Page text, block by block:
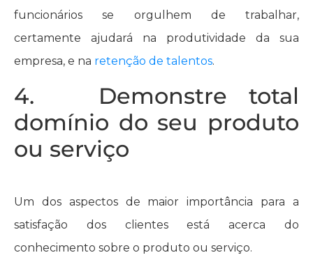
funcionários se orgulhem de trabalhar,
certamente ajudará na produtividade da sua
empresa, e na retenção de talentos.
4. Demonstre total
domínio do seu produto
ou serviço
Um dos aspectos de maior importância para a
satisfação dos clientes está acerca do
conhecimento sobre o produto ou serviço.